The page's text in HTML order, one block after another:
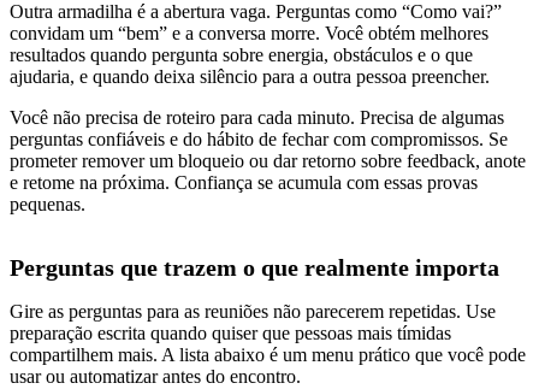
Outra armadilha é a abertura vaga. Perguntas como “Como vai?”
convidam um “bem” e a conversa morre. Você obtém melhores
resultados quando pergunta sobre energia, obstáculos e o que
ajudaria, e quando deixa silêncio para a outra pessoa preencher.
Você não precisa de roteiro para cada minuto. Precisa de algumas
perguntas confiáveis e do hábito de fechar com compromissos. Se
prometer remover um bloqueio ou dar retorno sobre feedback, anote
e retome na próxima. Confiança se acumula com essas provas
pequenas.
Perguntas que trazem o que realmente importa
Gire as perguntas para as reuniões não parecerem repetidas. Use
preparação escrita quando quiser que pessoas mais tímidas
compartilhem mais. A lista abaixo é um menu prático que você pode
usar ou automatizar antes do encontro.